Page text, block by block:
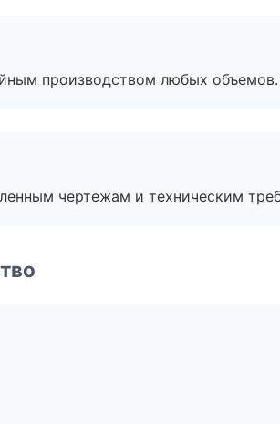
производством любых объемов.
чертежам и техническим